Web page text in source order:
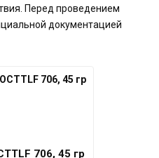
Перед проведением
документацией
706, 45 гр